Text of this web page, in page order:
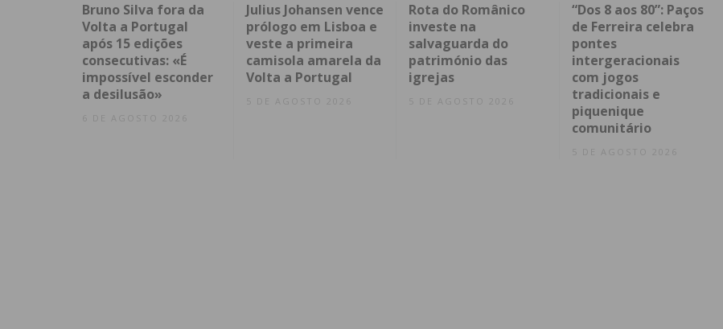
Bruno Silva fora da
Volta a Portugal
após 15 edições
consecutivas: «É
impossível esconder
a desilusão»
6 DE AGOSTO 2026
Julius Johansen vence
prólogo em Lisboa e
veste a primeira
camisola amarela da
Volta a Portugal
5 DE AGOSTO 2026
Rota do Românico
investe na
salvaguarda do
património das
igrejas
5 DE AGOSTO 2026
“Dos 8 aos 80”: Paços
de Ferreira celebra
pontes
intergeracionais
com jogos
tradicionais e
piquenique
comunitário
5 DE AGOSTO 2026